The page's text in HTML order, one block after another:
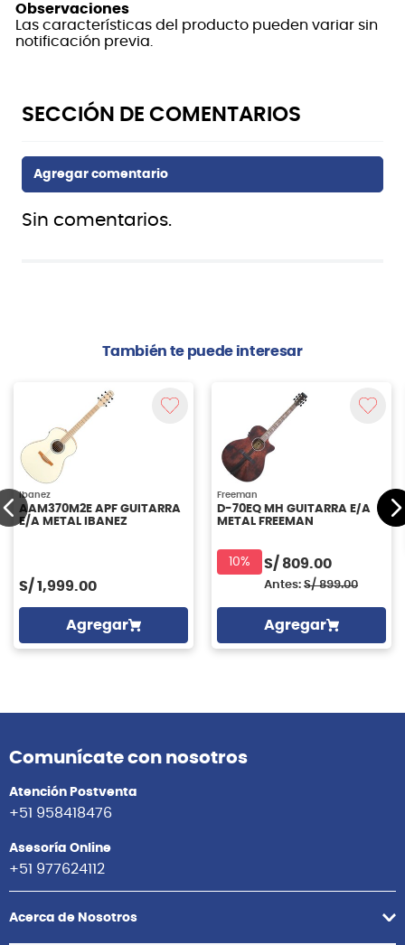
Observaciones
Las características del producto pueden variar sin
notificación previa.
Sin comentarios.
También te puede interesar
Ibanez
AAM370M2E APF GUITARRA
E/A METAL IBANEZ
S/ 1,999.00
Agregar
Freeman
D-70EQ MH GUITARRA E/A
METAL FREEMAN
10% S/ 809.00
Antes: S/ 899.00
Agregar
Comunícate con nosotros
Atención Postventa
+51 958418476
Asesoría Online
+51 977624112
Acerca de Nosotros